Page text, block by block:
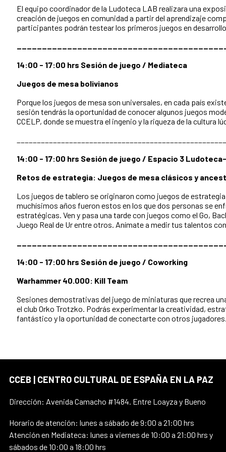
El equipo coordinador de la Ludoteca LAB realizara una
creación de juegos en comunidad a partir del aprendizaje
participantes podrán testear los primeros juegos en
14:00 - 17:00 hrs Sesión de juego / Mediateca
Juegos de mesa bolivianos
Porque los juegos de mesa son universales, en cada país
sesión tendrás la oportunidad de conocer algunos juegos
CCELP, donde se muestra el ingenio y la riqueza de la cultura
14:00 - 17:00 hrs Sesión de juego / Espacio 3
Retos de estrategia: Juegos de mesa clásicos y
Los juegos de tablero se originaron como juegos de
muchísimos años fueron estos en los que dos personas se
estratégicas. Ven y pasa una tarde con juegos como el Go,
Juego Real de Ur entre otros. Anímate a medir tus talentos
14:00 - 17:00 hrs Sesión de juego / Coworking
Warhammer 40.000: Kill Team
Sesiones demostrativas del juego de miniaturas que recrea
el club Orko Trotzko. Podrás experimentar la creatividad,
fantástico y la oportunidad de conectarte con otros
CCEB | CENTRO CULTURAL DE ESPAÑA EN LA PAZ
Dirección: Avenida Camacho #1484. Entre Loayza y Bueno
Horario de atención: lunes a sábado de 9:00 a 21:00 hrs
Atención en Mediateca: lunes a viernes de 10:00 a 21:00 hrs y
sábados de 10:00 a 18:00 hrs